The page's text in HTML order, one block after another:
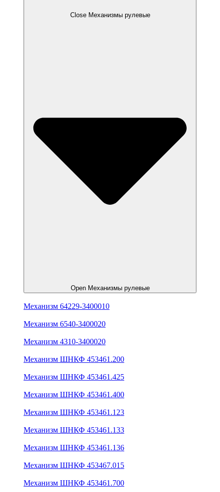
Close Механизмы рулевые
Open Механизмы рулевые
Механизм 64229-3400010
Механизм 6540-3400020
Механизм 4310-3400020
Механизм ШНКФ 453461.200
Механизм ШНКФ 453461.425
Механизм ШНКФ 453461.400
Механизм ШНКФ 453461.123
Механизм ШНКФ 453461.133
Механизм ШНКФ 453461.136
Механизм ШНКФ 453467.015
Механизм ШНКФ 453461.700